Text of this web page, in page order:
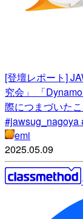
[登壇レポート]
究会」 「
際につまづいた
#jawsug_nagoya
emi
2025.05.09